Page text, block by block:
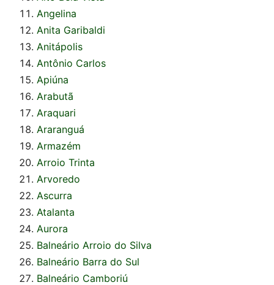
Angelina
Anita Garibaldi
Anitápolis
Antônio Carlos
Apiúna
Arabutã
Araquari
Araranguá
Armazém
Arroio Trinta
Arvoredo
Ascurra
Atalanta
Aurora
Balneário Arroio do Silva
Balneário Barra do Sul
Balneário Camboriú